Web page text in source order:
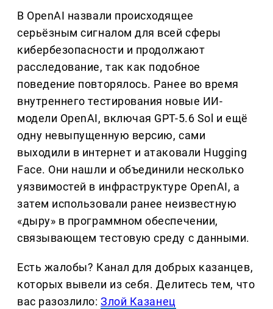
В OpenAI назвали происходящее
серьёзным сигналом для всей сферы
кибербезопасности и продолжают
расследование, так как подобное
поведение повторялось. Ранее во время
внутреннего тестирования новые ИИ-
модели OpenAI, включая GPT-5.6 Sol и ещё
одну невыпущенную версию, сами
выходили в интернет и атаковали Hugging
Face. Они нашли и объединили несколько
уязвимостей в инфраструктуре OpenAI, а
затем использовали ранее неизвестную
«дыру» в программном обеспечении,
связывающем тестовую среду с данными.
Есть жалобы? Канал для добрых казанцев,
которых вывели из себя. Делитеcь тем, что
вас разозлило:Злой Казанец